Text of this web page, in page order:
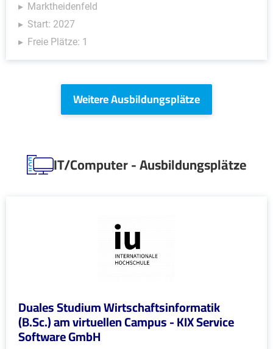
Marktheidenfeld
Start: 2027
Freie Plätze: 1
Weitere Ausbildungsplätze
IT/Computer - Ausbildungsplätze
Duales Studium Wirtschaftsinformatik
(B.Sc.) am virtuellen Campus - KIX Service
Software GmbH